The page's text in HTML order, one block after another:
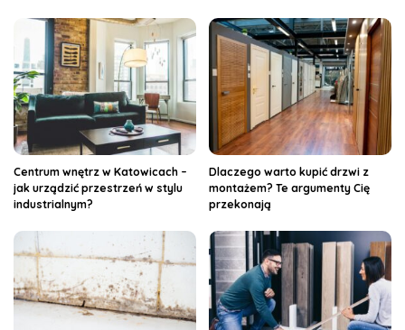
Centrum wnętrz w Katowicach –
jak urządzić przestrzeń w stylu
industrialnym?
Dlaczego warto kupić drzwi z
montażem? Te argumenty Cię
przekonają